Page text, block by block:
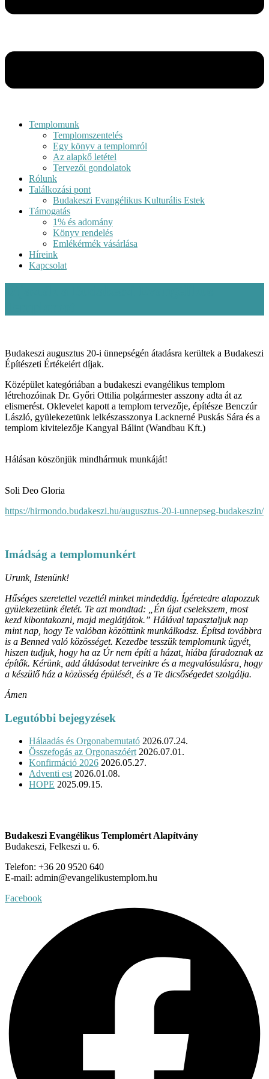
Templomunk
Templomszentelés
Egy könyv a templomról
Az alapkő letétel
Tervezői gondolatok
Rólunk
Találkozási pont
Budakeszi Evangélikus Kulturális Estek
Támogatás
1% és adomány
Könyv rendelés
Emlékérmék vásárlása
Híreink
Kapcsolat
Budakeszi augusztus 20-i ünnepségén átadásra kerültek a Budakeszi
Építészeti Értékeiért díjak.
Középület kategóriában a budakeszi evangélikus templom
létrehozóinak Dr. Győri Ottilia polgármester asszony adta át az
elismerést. Oklevelet kapott a templom tervezője, építésze Benczúr
László, gyülekezetünk lelkészasszonya Lacknerné Puskás Sára és a
templom kivitelezője Kangyal Bálint (Wandbau Kft.)
Hálásan köszönjük mindhármuk munkáját!
Soli Deo Gloria
https://hirmondo.budakeszi.hu/augusztus-20-i-unnepseg-budakeszin/
Imádság a templomunkért
Urunk, Istenünk!
Hűséges szeretettel vezettél minket mindeddig. Ígéretedre alapozzuk
gyülekezetünk életét. Te azt mondtad: „Én újat cselekszem, most
kezd kibontakozni, majd meglátjátok.” Hálával tapasztaljuk nap
mint nap, hogy Te valóban közöttünk munkálkodsz. Építsd továbbra
is a Benned való közösséget. Kezedbe tesszük templomunk ügyét,
hiszen tudjuk, hogy ha az Úr nem építi a házat, hiába fáradoznak az
építők. Kérünk, add áldásodat terveinkre és a megvalósulásra, hogy
a készülő ház a közösség épülését, és a Te dicsőségedet szolgálja.
Ámen
Legutóbbi bejegyzések
Hálaadás és Orgonabemutató 2026.07.24.
Összefogás az Orgonaszóért 2026.07.01.
Konfirmáció 2026 2026.05.27.
Adventi est 2026.01.08.
HOPE 2025.09.15.
Budakeszi Evangélikus Templomért Alapítvány
Budakeszi, Felkeszi u. 6.
Telefon: +36 20 9520 640
E-mail: admin@evangelikustemplom.hu
Facebook